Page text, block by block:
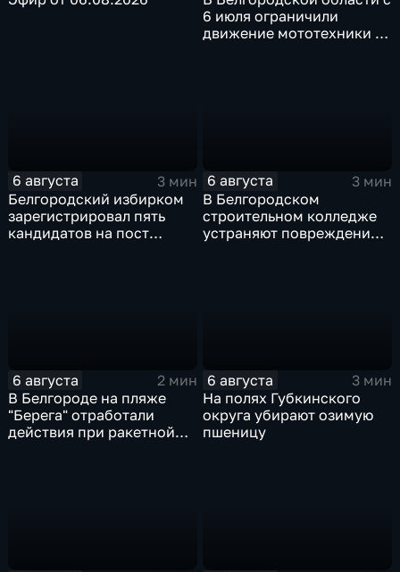
6 июля ограничили
движение мототехники в
6 августа
3 мин
Белгородский избирком
зарегистрировал пять
кандидатов на пост
6 августа
3 мин
В Белгородском
строительном колледже
устраняют повреждения
6 августа
2 мин
В Белгороде на пляже
"Берега" отработали
действия при ракетной
6 августа
3 мин
На полях Губкинского
округа убирают озимую
пшеницу